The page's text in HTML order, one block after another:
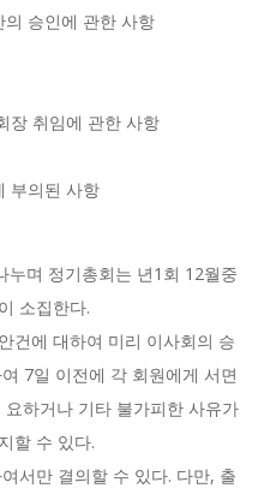
승인에 관한 사항
장 취임에 관한 사항
부의된 사항
며 정기총회는 년1회 12월중
소집한다.
건에 대하여 미리 이사회의 승
7일 이전에 각 회원에게 서면
하거나 기타 불가피한 사유가
할 수 있다.
서만 결의할 수 있다. 다만, 출